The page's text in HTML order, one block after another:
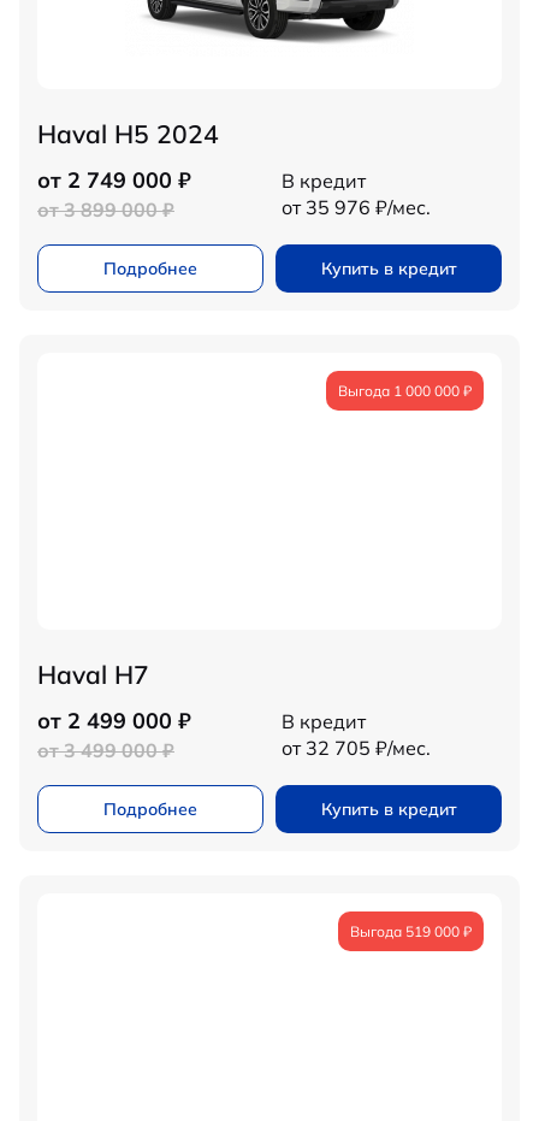
Haval H5 2024
от 2 749 000 ₽
от 3 899 000 ₽
В кредит
от 35 976 ₽/мес.
Подробнее Купить в кредит
Выгода 1 000 000 ₽
Haval H7
от 2 499 000 ₽
от 3 499 000 ₽
В кредит
от 32 705 ₽/мес.
Подробнее Купить в кредит
Выгода 519 000 ₽